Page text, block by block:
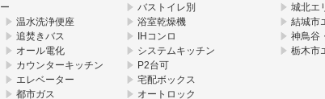
ー
バストイレ別
温水洗浄便座
浴室乾燥機
追焚きバス
IHコンロ
オール電化
システムキッチン
カウンターキッチン
P2台可
エレベーター
宅配ボックス
都市ガス
オートロック
城北エ
結城市
神鳥谷
栃木市